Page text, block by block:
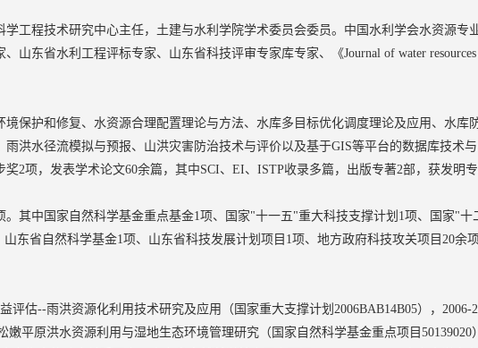
工程技术研究中心主任，土建与水利学院学术委员会委员。中国水利学会水资源专
山东省水利工程评标专家、山东省科技评审专家库专家、《Journal of water resources
保护和修复、水资源合理配置理论与方法、水库多目标优化调度理论及应用、水库
洪水径流模拟与预报、山洪灾害防治技术与评价以及基于GIS等平台的数据库技术
2项，发表学术论文60余篇，其中SCI、EI、ISTP收录多篇，出版专著2部，获发明专
其中国家自然科学基金重点基金1项、国家"十一五"重大科技支撑计划1项、国家"十
东省自然科学基金1项、山东省科技发展计划项目1项、地方政府科技攻关项目20余
评估--雨洪资源化利用技术研究及应用（国家重大支撑计划2006BAB14B05），2006-
平原洪水资源利用与湿地生态环境管理研究（国家自然科学基金重点项目50139020